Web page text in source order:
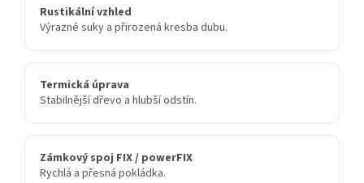
Rustikální vzhled
Výrazné suky a přirozená kresba dubu.
Termická úprava
Stabilnější dřevo a hlubší odstín.
Zámkový spoj FIX / powerFIX
Rychlá a přesná pokládka.